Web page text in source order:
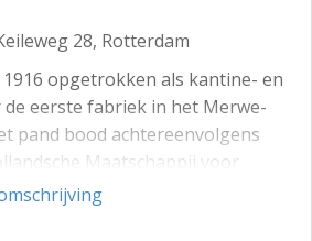
28, Rotterdam
opgetrokken als kantine- en
eerste fabriek in het Merwe-
pand bood achtereenvolgens
Maatschappij voor
en, vanaf de jaren dertig, de